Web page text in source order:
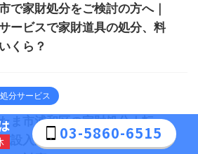
で家財処分をご検討の方へ｜
ービスで家財道具の処分、料
くら？
分サービス
ま市浦和区の家財処分｜転
設入所・単身赴任など、急な
03-5860-6515